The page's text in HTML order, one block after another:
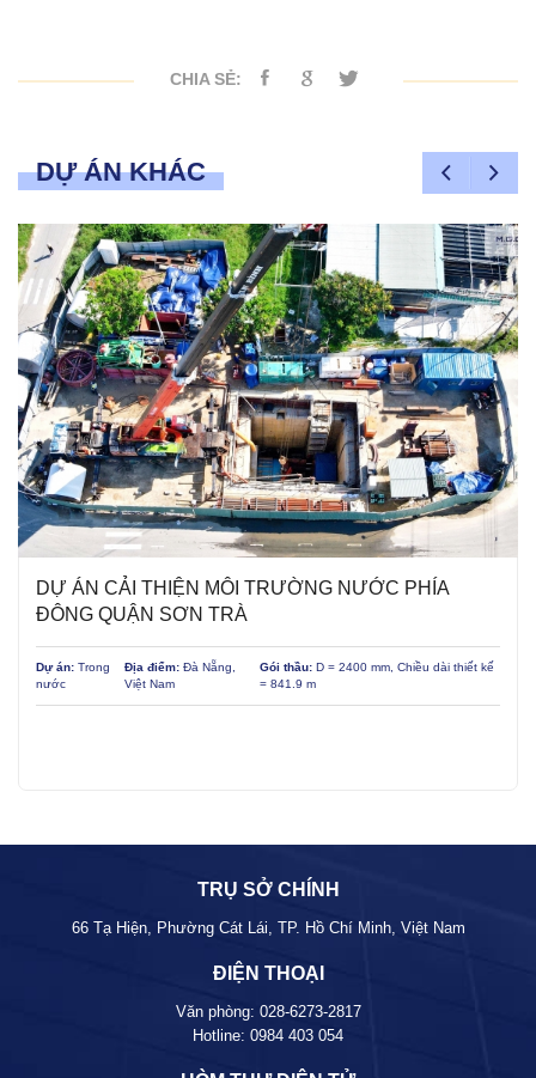
CHIA SẺ:
DỰ ÁN KHÁC
DỰ ÁN CẢI THIỆN MÔI TRƯỜNG NƯỚC PHÍA
ĐÔNG QUẬN SƠN TRÀ
Dự án: Trong
nước
Địa điểm:Đà Nẵng,
Việt Nam
Gói thầu:D = 2400 mm, Chiều dài thiết kế
= 841.9 m
TRỤ SỞ CHÍNH
66 Tạ Hiện, Phường Cát Lái, TP. Hồ Chí Minh, Việt Nam
ĐIỆN THOẠI
Văn phòng: 028-6273-2817
Hotline: 0984 403 054